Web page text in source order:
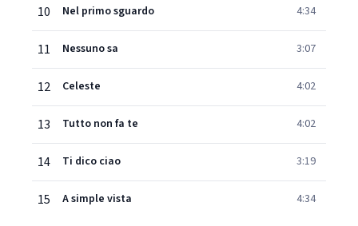
10 Nel primo sguardo 4:34
11 Nessuno sa 3:07
12 Celeste 4:02
13 Tutto non fa te 4:02
14 Ti dico ciao 3:19
15 A simple vista 4:34